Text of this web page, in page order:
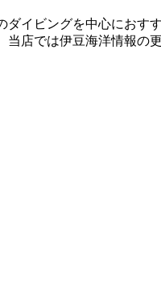
イビングを中心にお
店では伊豆海洋情報の